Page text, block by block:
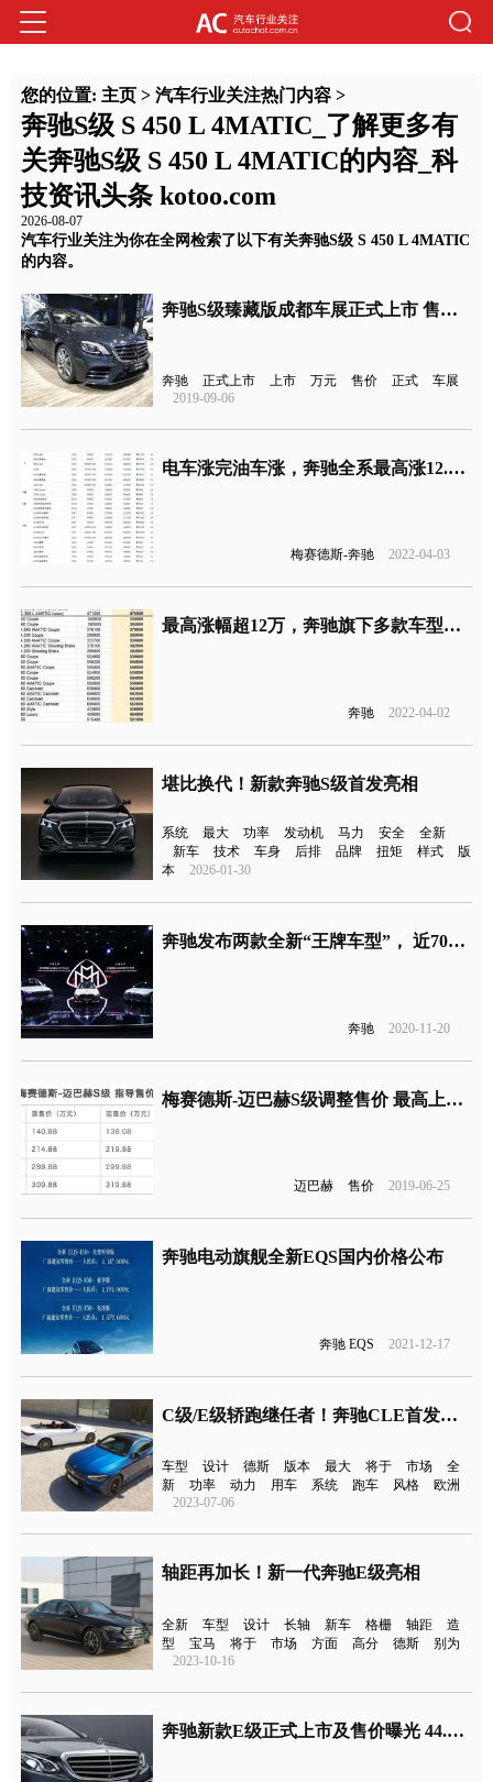
您的位置: 主页> 汽车行业关注热门内容>
奔驰S级 S 450 L 4MATIC_了解更多有
关奔驰S级 S 450 L 4MATIC的内容_科
技资讯头条 kotoo.com
2026-08-07
汽车行业关注为你在全网检索了以下有关奔驰S级 S 450 L 4MATIC
的内容。
奔驰S级臻藏版成都车展正式上市 售价为84.28-169.28万元
奔驰 正式上市 上市 万元 售价 正式
车展
2019-09-06
电车涨完油车涨，奔驰全系最高涨12.1万元
梅赛德斯-奔驰 2022-04-03
最高涨幅超12万，奔驰旗下多款车型涨价
奔驰 2022-04-02
堪比换代！新款奔驰S级首发亮相
系统 最大 功率 发动机 马力 安全
全新
新车
技术 车身 后排 品牌 扭矩 样式
版
本
2026-01-30
奔驰发布两款全新“王牌车型”， 近70%车主都在中国
奔驰 2020-11-20
梅赛德斯-迈巴赫S级调整售价 最高上涨到10万
迈巴赫 售价 2019-06-25
奔驰电动旗舰全新EQS国内价格公布
奔驰 EQS 2021-12-17
C级/E级轿跑继任者！奔驰CLE首发亮相
车型 设计 德斯 版本 最大 将于 市场
全
新
功率 动力 用车 系统 跑车 风格
欧洲
2023-07-06
轴距再加长！新一代奔驰E级亮相
全新 车型 设计 长轴 新车 格栅 轴距
造
型
宝马 将于 市场 方面 高分 德斯
别为
2023-10-16
奔驰新款E级正式上市及售价曝光 44.28-62.38万元起步